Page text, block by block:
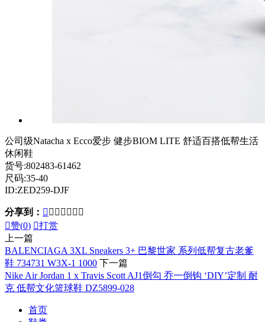
公司级Natacha x Ecco爱步 健步BIOM LITE 舒适百搭低帮生活
休闲鞋
货号:802483-61462
尺码:35-40
ID:ZED259-DJF
分享到：       
赞(0) 打赏
上一篇
BALENCIAGA 3XL Sneakers 3+ 巴黎世家 系列低帮复古老爹
鞋 734731 W3X-1 1000 下一篇
Nike Air Jordan 1 x Travis Scott AJ1倒勾 乔一倒钩 ‘DIY’定制 耐
克 低帮文化篮球鞋 DZ5899-028
首页